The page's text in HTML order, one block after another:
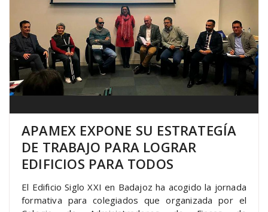
APAMEX EXPONE SU ESTRATEGÍA
DE TRABAJO PARA LOGRAR
EDIFICIOS PARA TODOS
El Edificio Siglo XXI en Badajoz ha acogido la jornada
formativa para colegiados que organizada por el